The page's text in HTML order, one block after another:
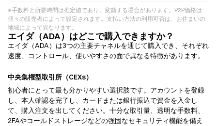
※手数料と所要時間は推定値であり、変動する場合があります。P2P価格は
個々の販売者によって設定されます。支払い方法の利用可否は、お住まいの
地域によって異なります。
エイダ（ADA）はどこで購入できますか？
エイダ（ADA）は3つの主要チャネルを通じて購入でき、それぞれ
速度、コントロール、使いやすさの面で異なる特徴があります。
中央集権型取引所（CEXs）
初心者にとって最も分かりやすい選択肢です。アカウントを登録
し、本人確認を完了し、カードまたは銀行振込で資金を入金し
て、購入注文を出してください。十分な取引量、透明な手数料、
2FAやコールドストレージなどの強固なセキュリティ機能を備え